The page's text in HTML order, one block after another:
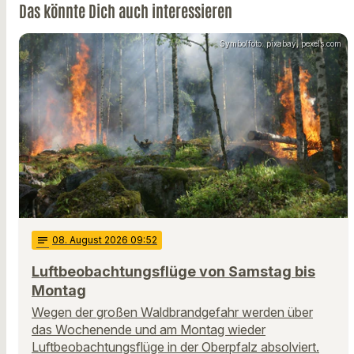
Das könnte Dich auch interessieren
Symbolfoto: pixabay, pexels.com
notes 08. August 2026 09:52
Luftbeobachtungsflüge von Samstag bis
Montag
Wegen der großen Waldbrandgefahr werden über
das Wochenende und am Montag wieder
Luftbeobachtungsflüge in der Oberpfalz absolviert.